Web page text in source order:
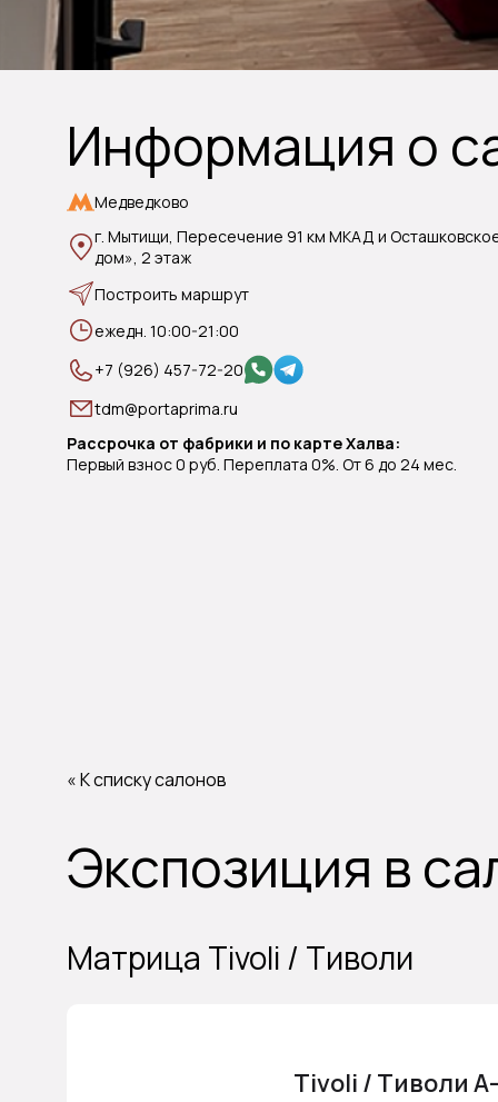
Информация о
Медведково
г. Мытищи, Пересечение 91 км МКАД и
дом», 2 этаж
Построить маршрут
ежедн. 10:00-21:00
+7 (926) 457-72-20
tdm@portaprima.ru
Рассрочка от фабрики и по карте Халва:
Первый взнос 0 руб. Переплата 0%. От 6 до 24 мес.
« К списку салонов
Экспозиция в
Матрица Tivoli / Тиволи
Tivoli / Тиволи